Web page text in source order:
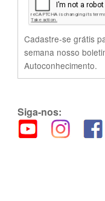
Cadastre-se grátis
semana nosso
Autoconhecimento.
Siga-nos: